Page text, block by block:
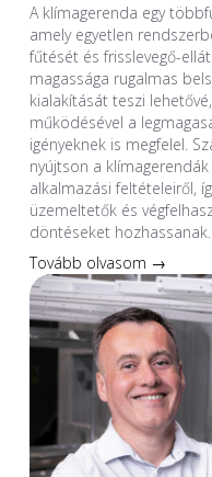
A klímagerenda egy
amely egyetlen
fűtését és frisslevegő-
magassága rugalmas
kialakítását teszi
működésével a
igényeknek is megfelel.
nyújtson a
alkalmazási feltételeiről,
üzemeltetők és
döntéseket hozhassanak.
Tovább olvasom →